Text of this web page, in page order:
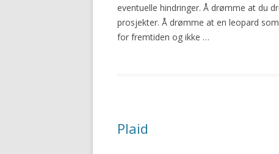
eventuelle hindringer. Å drømme at du
prosjekter. Å drømme at en leopard
for fremtiden og ikke …
Plaid